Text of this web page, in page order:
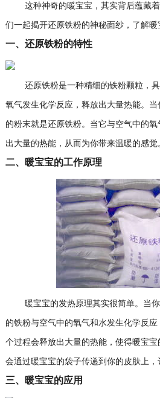
这种神奇的暖宝宝，其实背后蕴藏着
们一起揭开还原铁粉的神秘面纱，了解暖
一、还原铁粉的特性
还原铁粉是一种精细的铁粉颗粒，具
氧气发生化学反应，释放出大量热能。
的粉末就是还原铁粉。当它与空气中的
出大量的热能，从而为你带来温暖的感觉
二、暖宝宝的工作原理
暖宝宝的发热原理其实很简单。当你
的铁粉与空气中的氧气和水发生化学反
个过程会释放出大量的热能，使得暖宝
会通过暖宝宝的袋子传递到你的皮肤上，
三、暖宝宝的应用